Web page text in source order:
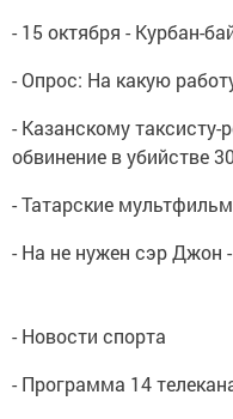
- 15 октября - Курбан-
- Опрос: На какую
- Казанскому
обвинение в убийстве
- Татарские
- На не нужен сэр Джон
- Новости спорта
- Программа 14